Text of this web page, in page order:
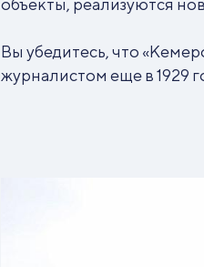
объекты, реализуются
Вы убедитесь, что
журналистом еще в 1929